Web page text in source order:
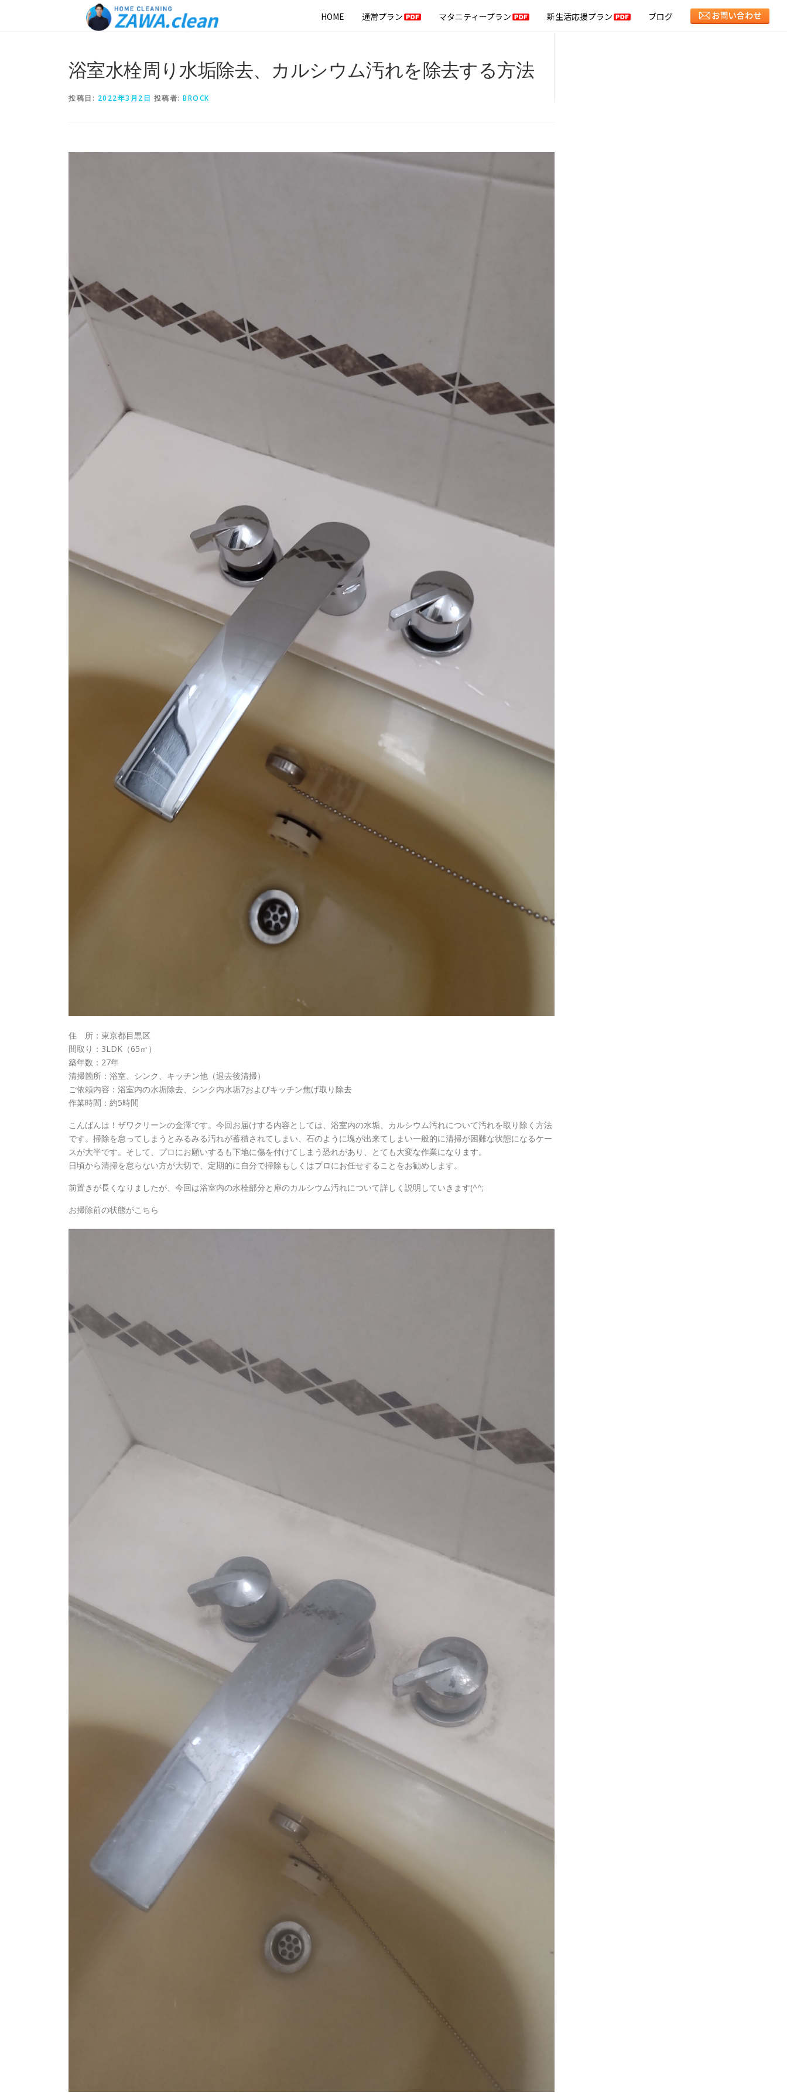
HOME 通常プラン マタニティープラン 新生活応援プラン ブログ
浴室水栓周り水垢除去、カルシウム汚れを除去する方法
投稿日: 2022年3月2日 投稿者: BROCK
住 所：東京都目黒区
間取り：3LDK（65㎡）
築年数：27年
清掃箇所：浴室、シンク、キッチン他（退去後清掃）
ご依頼内容：浴室内の水垢除去、シンク内水垢7およびキッチン焦げ取り除去
作業時間：約5時間
こんばんは！ザワクリーンの金澤です。今回お届けする内容としては、浴室内の水垢、カルシウム汚れについて汚れを取り除く方法
です。掃除を怠ってしまうとみるみる汚れが蓄積されてしまい、石のように塊が出来てしまい一般的に清掃が困難な状態になるケー
スが大半です。そして、プロにお願いするも下地に傷を付けてしまう恐れがあり、とても大変な作業になります。
日頃から清掃を怠らない方が大切で、定期的に自分で掃除もしくはプロにお任せすることをお勧めします。
前置きが長くなりましたが、今回は浴室内の水栓部分と扉のカルシウム汚れについて詳しく説明していきます(^^;
お掃除前の状態がこちら